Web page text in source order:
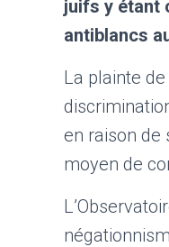
juifs y étant
antiblancs
La plainte
en raison de
moyen de